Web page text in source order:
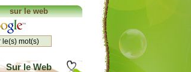
sur le web
Sur le Web